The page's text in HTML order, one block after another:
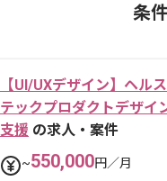
条
【UI/UXデザイン】ヘルス
テックプロダクトデザイ
支援 の求人・案件
~550,000円／月